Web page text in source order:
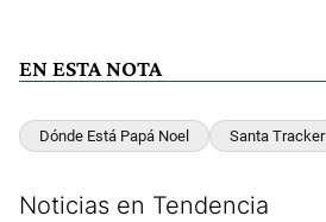
EN ESTA NOTA
Dónde Está Papá Noel Santa Tracker
Noticias en Tendencia